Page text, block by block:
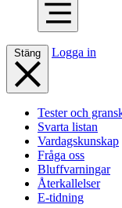
Stäng Logga in
Tester och
Svarta listan
Vardagskunskap
Fråga oss
Bluffvarningar
Återkallelser
E-tidning